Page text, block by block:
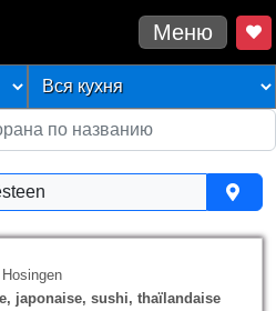
Меню
japonaise, sushi, thaïlandaise